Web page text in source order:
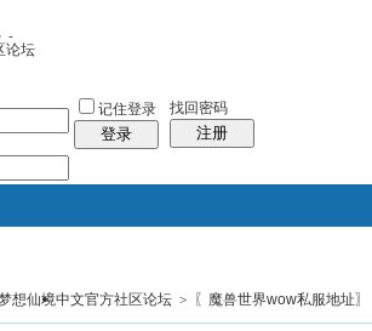
记住登录
登录
找回密码
注册
聚合 我的空间
帖子
想仙境中文官方社区论坛 > 〖魔兽世界wow私服地址〗